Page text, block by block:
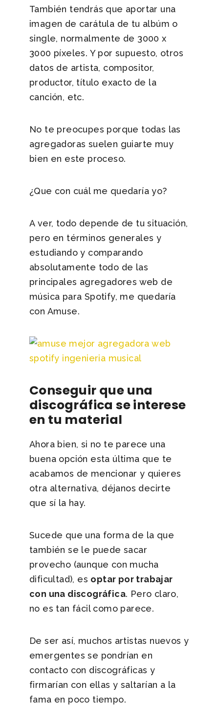
También tendrás que aportar una
imagen de carátula de tu albúm o
single, normalmente de 3000 x
3000 píxeles. Y por supuesto, otros
datos de artista, compositor,
productor, título exacto de la
canción, etc.
No te preocupes porque todas las
agregadoras suelen guiarte muy
bien en este proceso.
¿Que con cuál me quedaría yo?
A ver, todo depende de tu situación,
pero en términos generales y
estudiando y comparando
absolutamente todo de las
principales agregadores web de
música para Spotify, me quedaría
con Amuse.
Conseguir que una
discográfica se interese
en tu material
Ahora bien, si no te parece una
buena opción esta última que te
acabamos de mencionar y quieres
otra alternativa, déjanos decirte
que sí la hay.
Sucede que una forma de la que
también se le puede sacar
provecho (aunque con mucha
dificultad), es optar por trabajar
con una discográfica. Pero claro,
no es tan fácil como parece.
De ser así, muchos artistas nuevos y
emergentes se pondrían en
contacto con discográficas y
firmarían con ellas y saltarían a la
fama en poco tiempo.